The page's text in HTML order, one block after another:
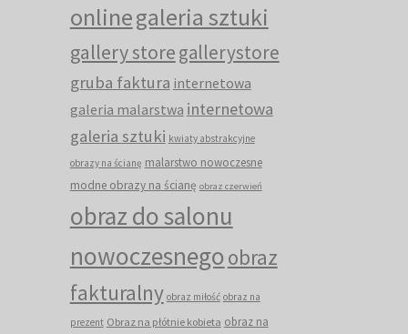
onlinegaleria sztuki
gallery storegallerystore
gruba faktura internetowa
galeria malarstwa internetowa
galeria sztuki kwiaty abstrakcyjne
obrazy na ścianę malarstwo nowoczesne
modne obrazy na ścianę obraz czerwień
obraz do salonu
nowoczesnegoobraz
fakturalny obraz miłość obraz na
prezent Obraz na płótnie kobieta obraz na